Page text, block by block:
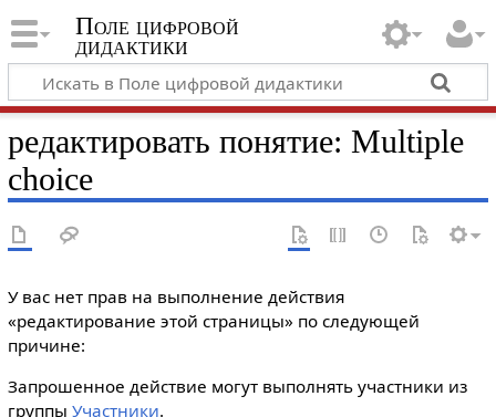
Поле цифровой
дидактики
редактировать понятие: Multiple
choice
У вас нет прав на выполнение действия
«редактирование этой страницы» по следующей
причине:
Запрошенное действие могут выполнять участники из
группы Участники.